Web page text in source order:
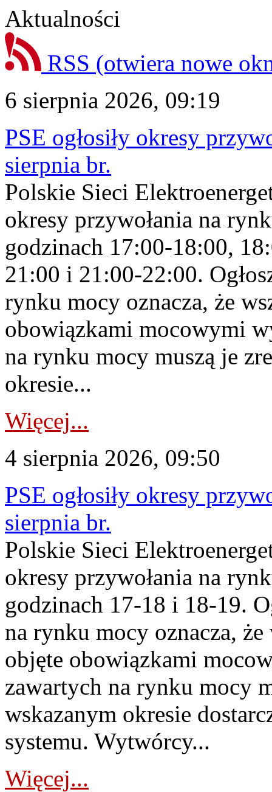
Aktualności
RSS (otwiera nowe
6 sierpnia 2026, 09:19
PSE ogłosiły okresy
sierpnia br.
Polskie Sieci
okresy przywołania na
godzinach 17:00-18:00,
21:00 i 21:00-22:00.
rynku mocy oznacza, że
obowiązkami mocowymi
na rynku mocy muszą je
okresie...
Więcej...
4 sierpnia 2026, 09:50
PSE ogłosiły okresy
sierpnia br.
Polskie Sieci
okresy przywołania na
godzinach 17-18 i 18-19.
na rynku mocy oznacza,
objęte obowiązkami
zawartych na rynku mocy
wskazanym okresie
systemu. Wytwórcy...
Więcej...